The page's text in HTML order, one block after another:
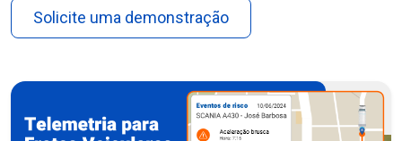
Solicite uma demonstração